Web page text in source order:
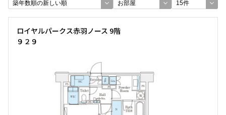
選び方を変更する
検索対象お部屋数
お部屋を再検索
ロイヤルパークス赤羽ノース 9階
９２９